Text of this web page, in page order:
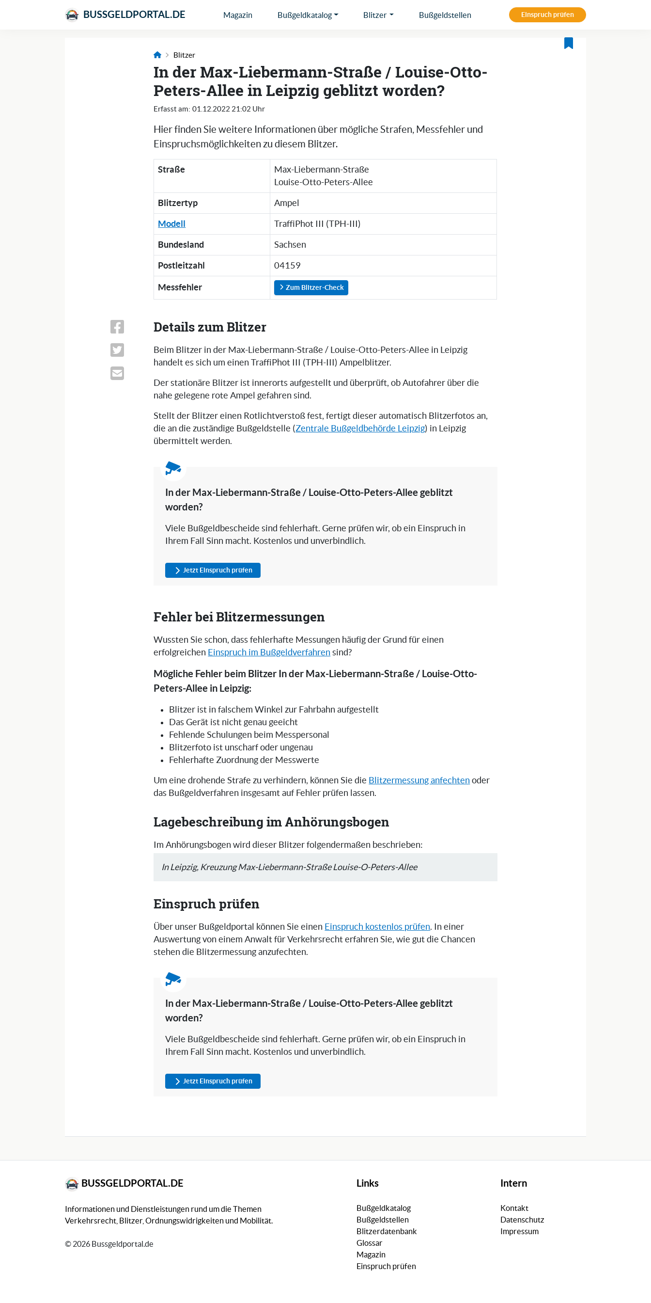
BUSSGELDPORTAL.DE Magazin Bußgeldkatalog Blitzer Bußgeldstellen Einspruch prüfen
Blitzer
In der Max-Liebermann-Straße / Louise-Otto-
Peters-Allee in Leipzig geblitzt worden?
Erfasst am: 01.12.2022 21:02 Uhr
Hier finden Sie weitere Informationen über mögliche Strafen, Messfehler und
Einspruchsmöglichkeiten zu diesem Blitzer.
Straße
Max-Liebermann-Straße
Louise-Otto-Peters-Allee
Blitzertyp Ampel
Modell TraffiPhot III (TPH-III)
Bundesland Sachsen
Postleitzahl 04159
Messfehler Zum Blitzer-Check
Details zum Blitzer
Beim Blitzer in der Max-Liebermann-Straße / Louise-Otto-Peters-Allee in Leipzig
handelt es sich um einen TraffiPhot III (TPH-III) Ampelblitzer.
Der stationäre Blitzer ist innerorts aufgestellt und überprüft, ob Autofahrer über die
nahe gelegene rote Ampel gefahren sind.
Stellt der Blitzer einen Rotlichtverstoß fest, fertigt dieser automatisch Blitzerfotos an,
die an die zuständige Bußgeldstelle (Zentrale Bußgeldbehörde Leipzig) in Leipzig
übermittelt werden.
In der Max-Liebermann-Straße / Louise-Otto-Peters-Allee geblitzt
worden?
Viele Bußgeldbescheide sind fehlerhaft. Gerne prüfen wir, ob ein Einspruch in
Ihrem Fall Sinn macht. Kostenlos und unverbindlich.
Jetzt Einspruch prüfen
Fehler bei Blitzermessungen
Wussten Sie schon, dass fehlerhafte Messungen häufig der Grund für einen
erfolgreichen Einspruch im Bußgeldverfahren sind?
Mögliche Fehler beim Blitzer In der Max-Liebermann-Straße / Louise-Otto-
Peters-Allee in Leipzig:
Blitzer ist in falschem Winkel zur Fahrbahn aufgestellt
Das Gerät ist nicht genau geeicht
Fehlende Schulungen beim Messpersonal
Blitzerfoto ist unscharf oder ungenau
Fehlerhafte Zuordnung der Messwerte
Um eine drohende Strafe zu verhindern, können Sie die Blitzermessung anfechten oder
das Bußgeldverfahren insgesamt auf Fehler prüfen lassen.
Lagebeschreibung im Anhörungsbogen
Im Anhörungsbogen wird dieser Blitzer folgendermaßen beschrieben:
In Leipzig, Kreuzung Max-Liebermann-Straße Louise-O-Peters-Allee
Einspruch prüfen
Über unser Bußgeldportal können Sie einen Einspruch kostenlos prüfen. In einer
Auswertung von einem Anwalt für Verkehrsrecht erfahren Sie, wie gut die Chancen
stehen die Blitzermessung anzufechten.
In der Max-Liebermann-Straße / Louise-Otto-Peters-Allee geblitzt
worden?
Viele Bußgeldbescheide sind fehlerhaft. Gerne prüfen wir, ob ein Einspruch in
Ihrem Fall Sinn macht. Kostenlos und unverbindlich.
Jetzt Einspruch prüfen
BUSSGELDPORTAL.DE
Informationen und Dienstleistungen rund um die Themen
Verkehrsrecht, Blitzer, Ordnungswidrigkeiten und Mobilität.
© 2026 Bussgeldportal.de
Links
Bußgeldkatalog
Bußgeldstellen
Blitzerdatenbank
Glossar
Magazin
Einspruch prüfen
Intern
Kontakt
Datenschutz
Impressum